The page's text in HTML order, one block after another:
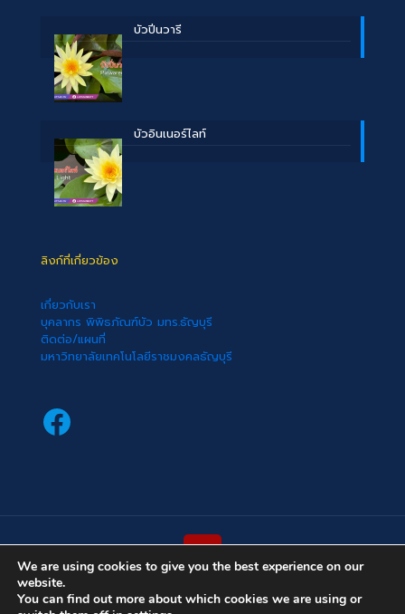
บัวปิ่นวารี
บัวอินเนอร์ไลท์
ลิงก์ที่เกี่ยวข้อง
เกี่ยวกับเรา
บุคลากร พิพิธภัณฑ์บัว มทร.ธัญบุรี
ติดต่อ/แผนที่
มหาวิทยาลัยเทคโนโลยีราชมงคลธัญบุรี
Facebook
(cc) 2022 พิพิธภัณฑ์บัว มหาวิทยาลัยเทคโนโลยีราชมงคลธัญบุรี
We are using cookies to give you the best experience on our
website.
You can find out more about which cookies we are using or